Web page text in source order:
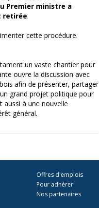
Premier ministre a
retirée.
cette procédure.
un vaste chantier pour
ouvre la discussion avec
afin de présenter, partager
grand projet politique pour
aussi à une nouvelle
général.
Offres d'emplois
Pour adhérer
Nos partenaires